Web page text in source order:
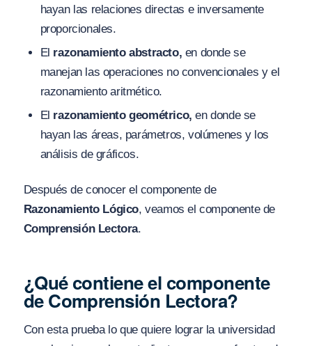
hayan las relaciones directas e inversamente
proporcionales.
El razonamiento abstracto, en donde se
manejan las operaciones no convencionales y el
razonamiento aritmético.
El razonamiento geométrico,en donde se
hayan las áreas, parámetros, volúmenes y los
análisis de gráficos.
Después de conocer el componente de
Razonamiento Lógico, veamos el componente de
Comprensión Lectora.
¿Qué contiene el componente
de Comprensión Lectora?
Con esta prueba lo que quiere lograr la universidad